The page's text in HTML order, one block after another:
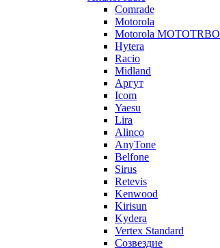
Comrade
Motorola
Motorola MOTOTRBO
Hytera
Racio
Midland
Аргут
Icom
Yaesu
Lira
Alinco
AnyTone
Belfone
Sirus
Retevis
Kenwood
Kirisun
Kydera
Vertex Standard
Созвездие